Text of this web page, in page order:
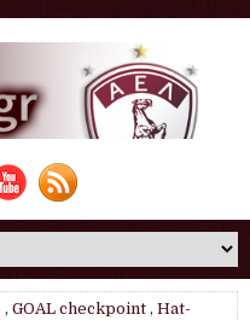
, GOAL checkpoint , Hat-